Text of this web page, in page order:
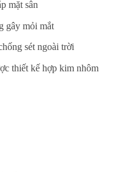
mặt sân
gây mỏi mắt
sét ngoài trời
thiết kế hợp kim nhôm